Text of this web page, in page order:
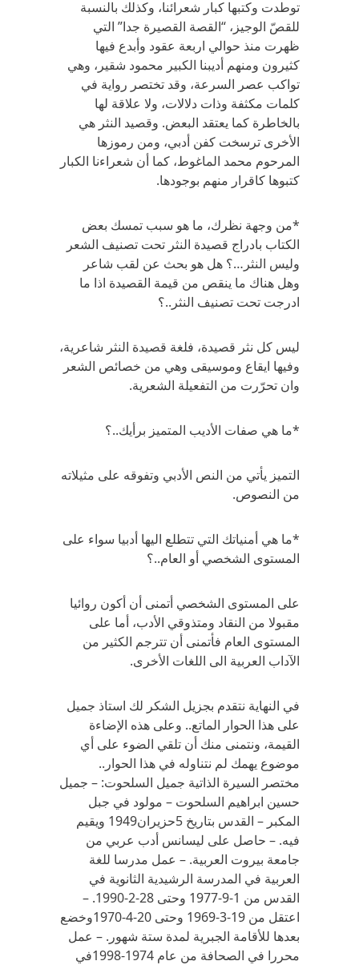
توطدت وكتبها كبار شعرائنا، وكذلك بالنسبة
للقصّ الوجيز، “القصة القصيرة جدا” التي
ظهرت منذ حوالي اربعة عقود وأبدع فيها
كثيرون ومنهم أديبنا الكبير محمود شقير، وهي
تواكب عصر السرعة، وقد تختصر رواية في
كلمات مكثفة وذات دلالات، ولا علاقة لها
بالخاطرة كما يعتقد البعض. وقصيد النثر هي
الأخرى ترسخت كفن أدبي، ومن رموزها
المرحوم محمد الماغوط، كما أن شعراءنا الكبار
كتبوها كاقرار منهم بوجودها.
*من وجهة نظرك، ما هو سبب تمسك بعض
الكتاب بادراج قصيدة النثر تحت تصنيف الشعر
وليس النثر…؟ هل هو بحث عن لقب شاعر
وهل هناك ما ينقص من قيمة القصيدة اذا ما
ادرجت تحت تصنيف النثر..؟
ليس كل نثر قصيدة، فلغة قصيدة النثر شاعرية،
وفيها ايقاع وموسيقى وهي من خصائص الشعر
وان تحرّرت من التفعيلة الشعرية.
*ما هي صفات الأديب المتميز برأيك..؟
التميز يأتي من النص الأدبي وتفوقه على مثيلاته
من النصوص.
*ما هي أمنياتك التي تتطلع اليها أدبيا سواء على
المستوى الشخصي أو العام..؟
على المستوى الشخصي أتمنى أن أكون روائيا
مقبولا من النقاد ومتذوقي الأدب، أما على
المستوى العام فأتمنى أن تترجم الكثير من
الآداب العربية الى اللغات الأخرى.
في النهاية نتقدم بجزيل الشكر لك استاذ جميل
على هذا الحوار الماتع.. وعلى هذه الإضاءة
القيمة، ونتمنى منك أن تلقي الضوء على أي
موضوع يهمك لم نتناوله في هذا الحوار..
مختصر السيرة الذاتية جميل السلحوت: – جميل
حسين ابراهيم السلحوت – مولود في جبل
المكبر – القدس بتاريخ 5حزيران1949 ويقيم
فيه. – حاصل على ليسانس أدب عربي من
جامعة بيروت العربية. – عمل مدرسا للغة
العربية في المدرسة الرشيدية الثانوية في
القدس من 1-9-1977 وحتى 28-2-1990. –
اعتقل من 19-3-1969 وحتى 20-4-1970وخضع
بعدها للأقامة الجبرية لمدة ستة شهور. – عمل
محررا في الصحافة من عام 1974-1998في